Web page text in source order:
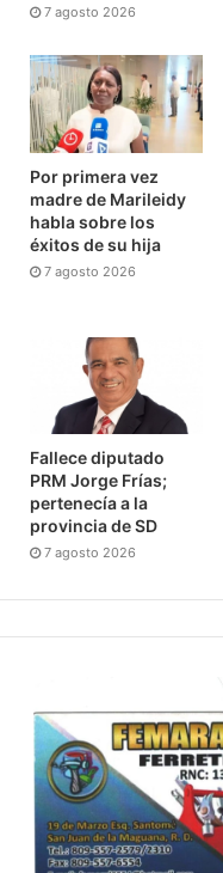
7 agosto 2026
Por primera vez
madre de Marileidy
habla sobre los
éxitos de su hija
7 agosto 2026
Fallece diputado
PRM Jorge Frías;
pertenecía a la
provincia de SD
7 agosto 2026